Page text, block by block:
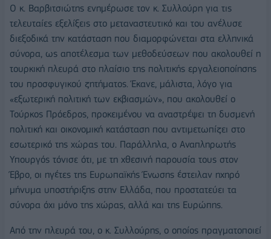
Ο κ. Βαρβιτσιώτης ενημέρωσε τον κ. Συλλούρη για τις
τελευταίες εξελίξεις στο μεταναστευτικό και του ανέλυσε
διεξοδικά την κατάσταση που διαμορφώνεται στα ελληνικά
σύνορα, ως αποτέλεσμα των μεθοδεύσεων που ακολουθεί η
τουρκική πλευρά στο πλαίσιο της πολιτικής εργαλειοποίησης
του προσφυγικού ζητήματος. Έκανε, μάλιστα, λόγο για
«εξωτερική πολιτική των εκβιασμών», που ακολουθεί ο
Τούρκος Πρόεδρος, προκειμένου να αναστρέψει τη δυσμενή
πολιτική και οικονομική κατάσταση που αντιμετωπίζει στο
εσωτερικό της χώρας του. Παράλληλα, ο Αναπληρωτής
Υπουργός τόνισε ότι, με τη χθεσινή παρουσία τους στον
Έβρο, οι ηγέτες της Ευρωπαϊκής Ένωσης έστειλαν ηχηρό
μήνυμα υποστήριξης στην Ελλάδα, που προστατεύει τα
σύνορα όχι μόνο της χώρας, αλλά και της Ευρώπης.
Από την πλευρά του, ο κ. Συλλούρης, ο οποίος πραγματοποιεί